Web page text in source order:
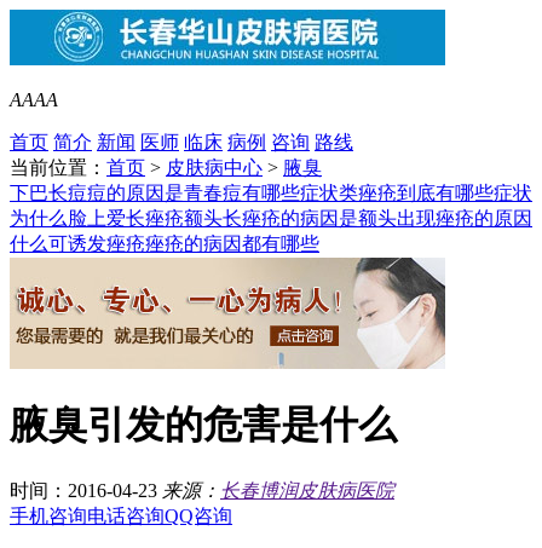
AAAA
首页 简介 新闻 医师 临床 病例 咨询 路线
当前位置： 首页 > 皮肤病中心 > 腋臭
下巴长痘痘的原因是青春痘有哪些症状类痤疮到底有哪些症状
为什么脸上爱长痤疮额头长痤疮的病因是额头出现痤疮的原因
什么可诱发痤疮痤疮的病因都有哪些
腋臭引发的危害是什么
时间：2016-04-23 来源： 长春博润皮肤病医院
手机咨询电话咨询QQ咨询